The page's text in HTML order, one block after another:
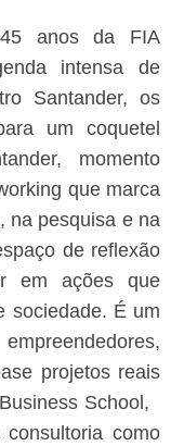
anos da FIA
intensa de
Santander, os
um coquetel
momento
que marca
na pesquisa e na
de reflexão
em ações que
sociedade. É um
projetos reais
School,
como